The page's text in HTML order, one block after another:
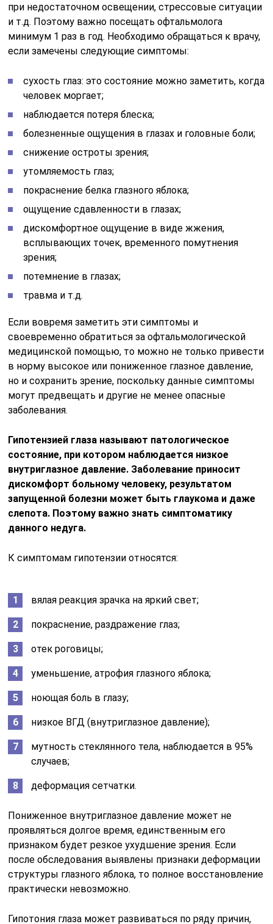
при недостаточном освещении, стрессовые ситуации
и т.д. Поэтому важно посещать офтальмолога
минимум 1 раз в год. Необходимо обращаться к врачу,
если замечены следующие симптомы:
сухость глаз: это состояние можно заметить, когда
человек моргает;
наблюдается потеря блеска;
болезненные ощущения в глазах и головные боли;
снижение остроты зрения;
утомляемость глаз;
покраснение белка глазного яблока;
ощущение сдавленности в глазах;
дискомфортное ощущение в виде жжения,
всплывающих точек, временного помутнения
зрения;
потемнение в глазах;
травма и т.д.
Если вовремя заметить эти симптомы и
своевременно обратиться за офтальмологической
медицинской помощью, то можно не только привести
в норму высокое или пониженное глазное давление,
но и сохранить зрение, поскольку данные симптомы
могут предвещать и другие не менее опасные
заболевания.
Гипотензией глаза называют патологическое
состояние, при котором наблюдается низкое
внутриглазное давление. Заболевание приносит
дискомфорт больному человеку, результатом
запущенной болезни может быть глаукома и даже
слепота. Поэтому важно знать симптоматику
данного недуга.
К симптомам гипотензии относятся:
вялая реакция зрачка на яркий свет;
покраснение, раздражение глаз;
отек роговицы;
уменьшение, атрофия глазного яблока;
ноющая боль в глазу;
низкое ВГД (внутриглазное давление);
мутность стеклянного тела, наблюдается в 95%
случаев;
деформация сетчатки.
Пониженное внутриглазное давление может не
проявляться долгое время, единственным его
признаком будет резкое ухудшение зрения. Если
после обследования выявлены признаки деформации
структуры глазного яблока, то полное восстановление
практически невозможно.
Гипотония глаза может развиваться по ряду причин,